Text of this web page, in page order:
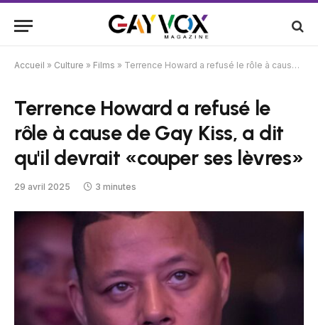
Accueil » Culture » Films » Terrence Howard a refusé le rôle à cause de Gay Kiss, a dit qu'il devrait «couper ses lèvres»
Terrence Howard a refusé le
rôle à cause de Gay Kiss, a dit
qu'il devrait «couper ses lèvres»
29 avril 2025 3 minutes